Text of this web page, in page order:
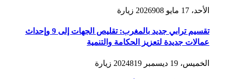
الأحد، 17 مايو 2026 908 زيارة
تقسيم ترابي جديد بالمغرب: تقليص الجهات إلى 9 وإحداث
عمالات جديدة لتعزيز الحكامة والتنمية
الخميس، 19 ديسمبر 2024 819 زيارة